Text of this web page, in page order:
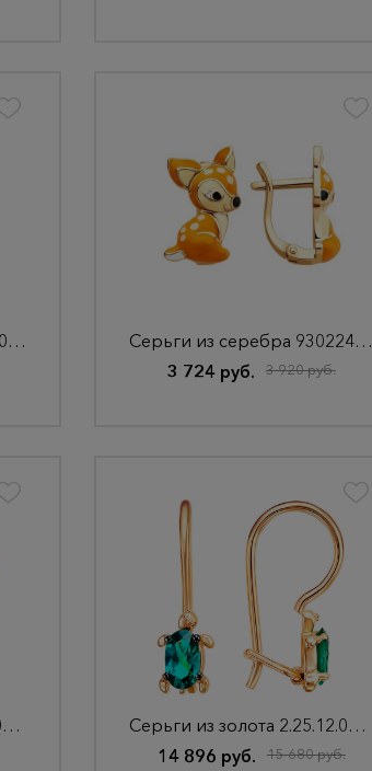
Серьги из серебра 94026085
Серьги из серебра 93022442
3 724 руб.
3 920 руб.
Серьги из золота 51-120-02863-1
Серьги из золота 2.25.12.0823.00-4504
14 896 руб.
15 680 руб.